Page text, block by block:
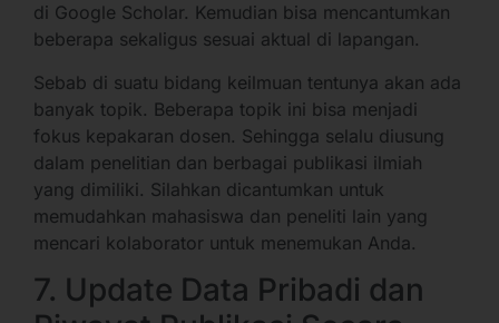
di Google Scholar. Kemudian bisa mencantumkan
beberapa sekaligus sesuai aktual di lapangan.
Sebab di suatu bidang keilmuan tentunya akan ada
banyak topik. Beberapa topik ini bisa menjadi
fokus kepakaran dosen. Sehingga selalu diusung
dalam penelitian dan berbagai publikasi ilmiah
yang dimiliki. Silahkan dicantumkan untuk
memudahkan mahasiswa dan peneliti lain yang
mencari kolaborator untuk menemukan Anda.
7. Update Data Pribadi dan